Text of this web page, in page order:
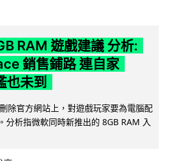
RAM 遊戲建議 分析:
銷售鋪路 連自家
未到
除官方網站上，對遊戲玩家要為電腦配
分析指微軟同時新推出的 8GB RAM 入